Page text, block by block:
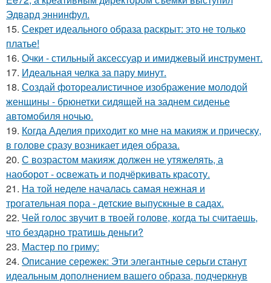
Эдвард эннинфул.
15. Секрет идеального образа раскрыт: это не только
платье!
16. Очки - стильный аксессуар и имиджевый инструмент.
17. Идеальная челка за пару минут.
18. Создай фотореалистичное изображение молодой
женщины - брюнетки сидящей на заднем сиденье
автомобиля ночью.
19. Когда Аделия приходит ко мне на макияж и прическу,
в голове сразу возникает идея образа.
20. С возрастом макияж должен не утяжелять, а
наоборот - освежать и подчёркивать красоту.
21. На той неделе началась самая нежная и
трогательная пора - детские выпускные в садах.
22. Чей голос звучит в твоей голове, когда ты считаешь,
что бездарно тратишь деньги?
23. Мастер по гриму:
24. Описание сережек: Эти элегантные серьги станут
идеальным дополнением вашего образа, подчеркнув